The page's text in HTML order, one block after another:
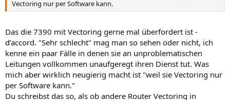
Vectoring nur per Software kann.
Das die 7390 mit Vectoring gerne mal überfordert ist -
d’accord. "Sehr schlecht" mag man so sehen oder nicht, ich
kenne ein paar Fälle in denen sie an unproblematischen
Leitungen vollkommen unaufgeregt ihren Dienst tut. Was
mich aber wirklich neugierig macht ist "weil sie Vectoring nur
per Software kann."
Du schreibst das so, als ob andere Router Vectoring in